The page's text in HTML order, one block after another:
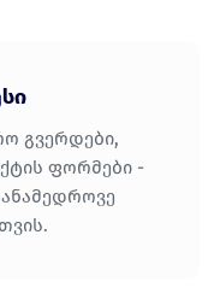
გვერდები,
ფორმები -